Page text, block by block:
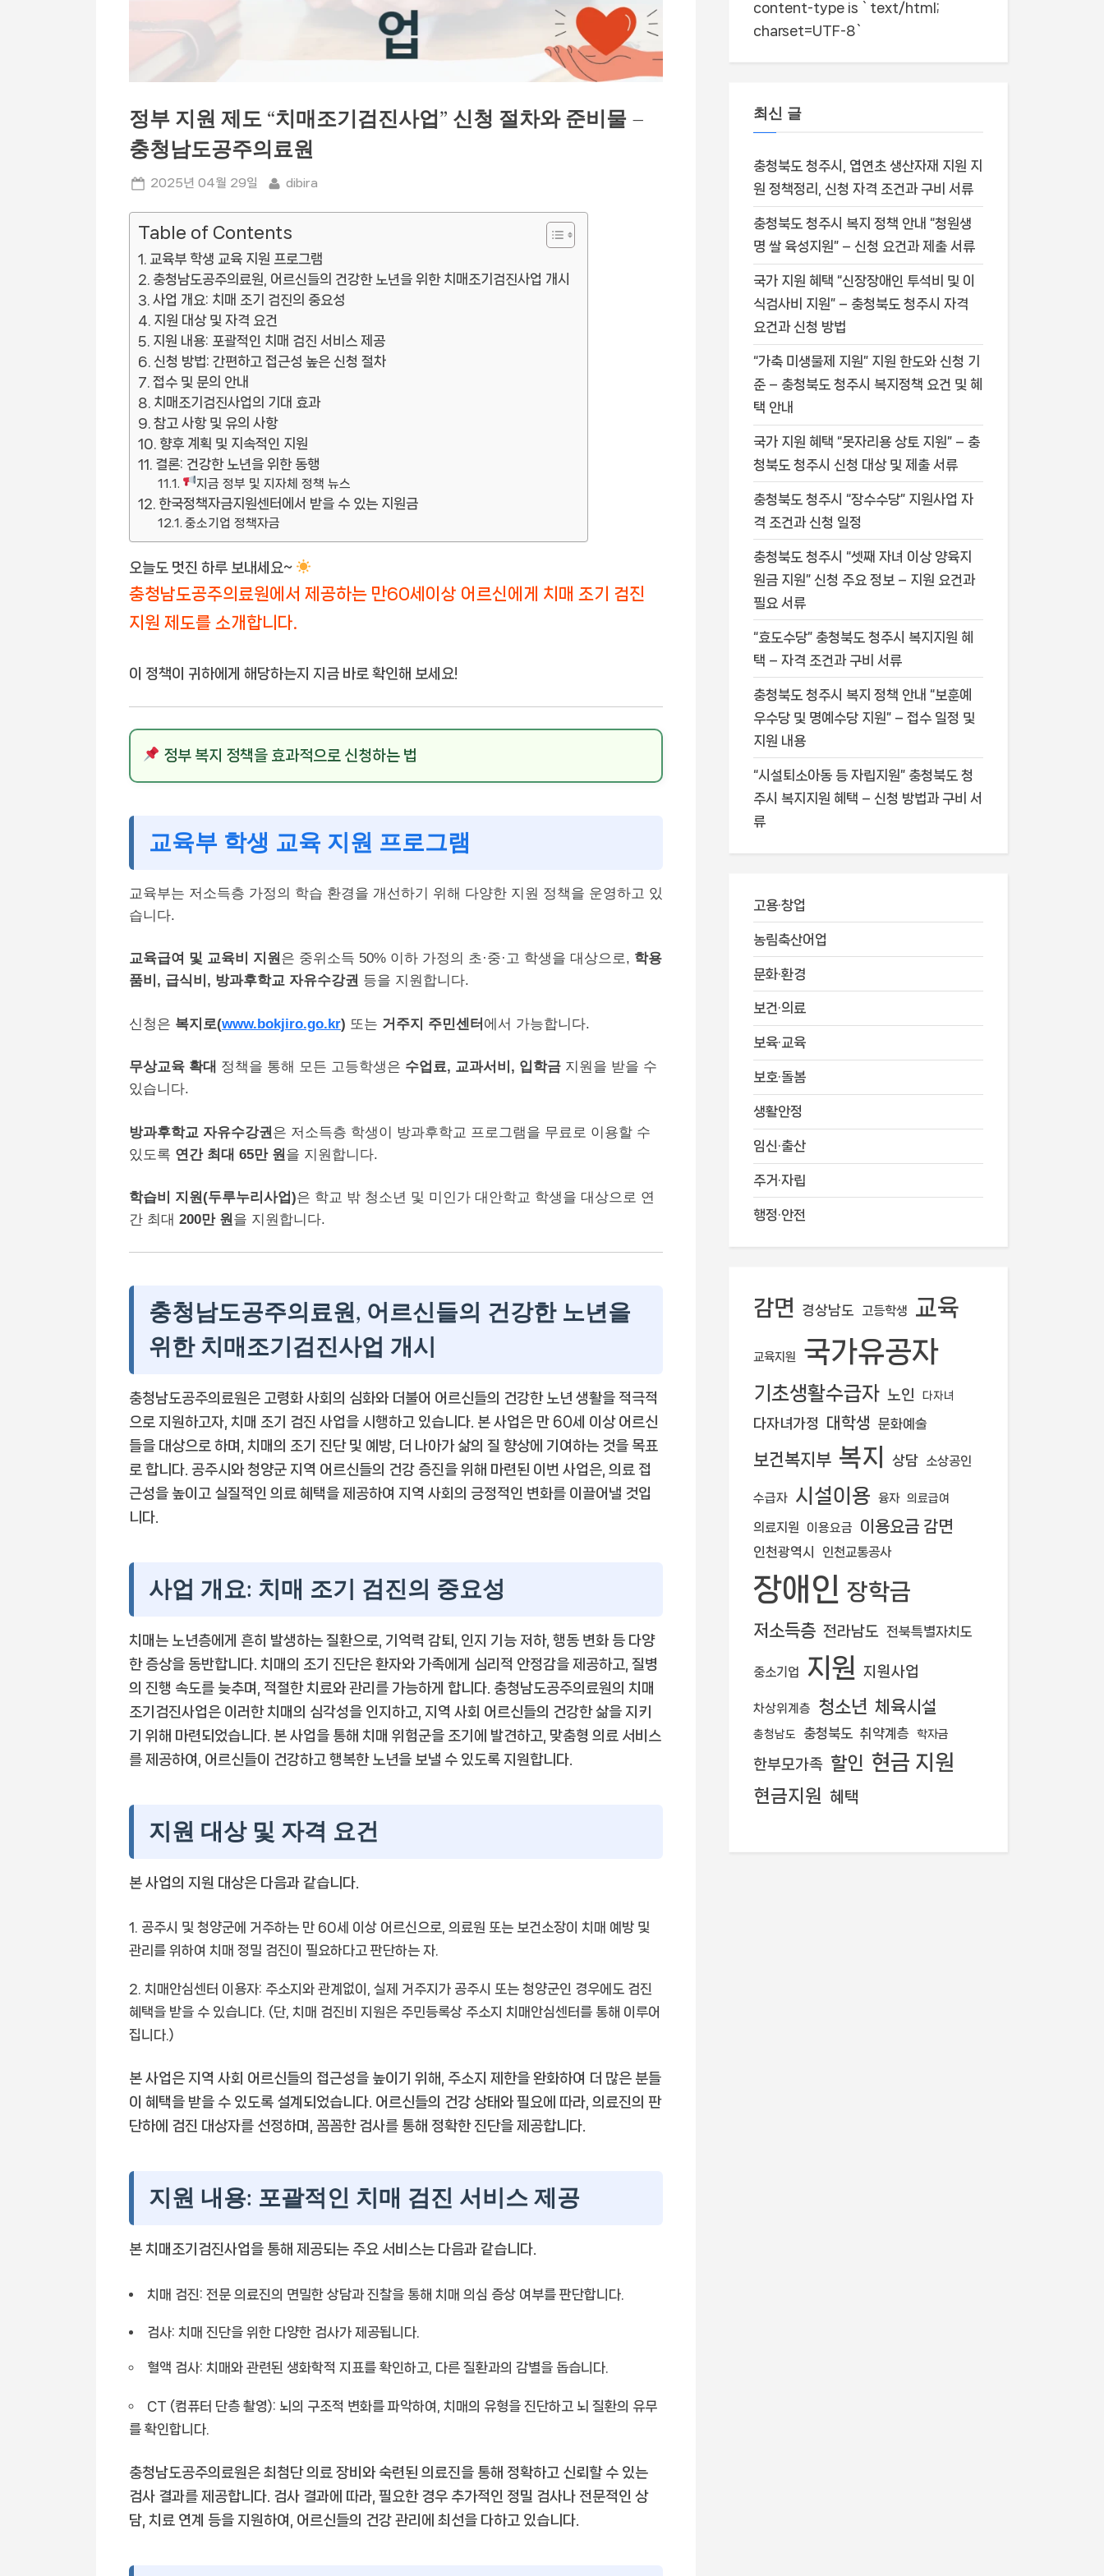
정부 지원 제도 “치매조기검진사업” 신청 절차와 준비물 –
충청남도공주의료원
Posted
2025년 04월 29일 By
dibira
Table of Contents
교육부 학생 교육 지원 프로그램
충청남도공주의료원, 어르신들의 건강한 노년을 위한 치매조기검진사업 개시
사업 개요: 치매 조기 검진의 중요성
지원 대상 및 자격 요건
지원 내용: 포괄적인 치매 검진 서비스 제공
신청 방법: 간편하고 접근성 높은 신청 절차
접수 및 문의 안내
치매조기검진사업의 기대 효과
참고 사항 및 유의 사항
향후 계획 및 지속적인 지원
결론: 건강한 노년을 위한 동행
지금 정부 및 지자체 정책 뉴스
한국정책자금지원센터에서 받을 수 있는 지원금
중소기업 정책자금
오늘도 멋진 하루 보내세요~
충청남도공주의료원에서 제공하는 만60세이상 어르신에게 치매 조기 검진
지원 제도를 소개합니다.
이 정책이 귀하에게 해당하는지 지금 바로 확인해 보세요!
정부 복지 정책을 효과적으로 신청하는 법
교육부 학생 교육 지원 프로그램
교육부는 저소득층 가정의 학습 환경을 개선하기 위해 다양한 지원 정책을 운영하고 있
습니다.
교육급여 및 교육비 지원은 중위소득 50% 이하 가정의 초·중·고 학생을 대상으로, 학용
품비, 급식비, 방과후학교 자유수강권 등을 지원합니다.
신청은 복지로(www.bokjiro.go.kr) 또는 거주지 주민센터 에서 가능합니다.
무상교육 확대 정책을 통해 모든 고등학생은 수업료, 교과서비, 입학금 지원을 받을 수
있습니다.
방과후학교 자유수강권은 저소득층 학생이 방과후학교 프로그램을 무료로 이용할 수
있도록 연간 최대 65만 원을 지원합니다.
학습비 지원(두루누리사업)은 학교 밖 청소년 및 미인가 대안학교 학생을 대상으로 연
간 최대 200만 원을 지원합니다.
충청남도공주의료원, 어르신들의 건강한 노년을
위한 치매조기검진사업 개시
충청남도공주의료원은 고령화 사회의 심화와 더불어 어르신들의 건강한 노년 생활을 적극적
으로 지원하고자, 치매 조기 검진 사업을 시행하고 있습니다. 본 사업은 만 60세 이상 어르신
들을 대상으로 하며, 치매의 조기 진단 및 예방, 더 나아가 삶의 질 향상에 기여하는 것을 목표
로 합니다. 공주시와 청양군 지역 어르신들의 건강 증진을 위해 마련된 이번 사업은, 의료 접
근성을 높이고 실질적인 의료 혜택을 제공하여 지역 사회의 긍정적인 변화를 이끌어낼 것입
니다.
사업 개요: 치매 조기 검진의 중요성
치매는 노년층에게 흔히 발생하는 질환으로, 기억력 감퇴, 인지 기능 저하, 행동 변화 등 다양
한 증상을 동반합니다. 치매의 조기 진단은 환자와 가족에게 심리적 안정감을 제공하고, 질병
의 진행 속도를 늦추며, 적절한 치료와 관리를 가능하게 합니다. 충청남도공주의료원의 치매
조기검진사업은 이러한 치매의 심각성을 인지하고, 지역 사회 어르신들의 건강한 삶을 지키
기 위해 마련되었습니다. 본 사업을 통해 치매 위험군을 조기에 발견하고, 맞춤형 의료 서비스
를 제공하여, 어르신들이 건강하고 행복한 노년을 보낼 수 있도록 지원합니다.
지원 대상 및 자격 요건
본 사업의 지원 대상은 다음과 같습니다.
공주시 및 청양군에 거주하는 만 60세 이상 어르신으로, 의료원 또는 보건소장이 치매 예방 및
관리를 위하여 치매 정밀 검진이 필요하다고 판단하는 자.
치매안심센터 이용자: 주소지와 관계없이, 실제 거주지가 공주시 또는 청양군인 경우에도 검진
혜택을 받을 수 있습니다. (단, 치매 검진비 지원은 주민등록상 주소지 치매안심센터를 통해 이루어
집니다.)
본 사업은 지역 사회 어르신들의 접근성을 높이기 위해, 주소지 제한을 완화하여 더 많은 분들
이 혜택을 받을 수 있도록 설계되었습니다. 어르신들의 건강 상태와 필요에 따라, 의료진의 판
단하에 검진 대상자를 선정하며, 꼼꼼한 검사를 통해 정확한 진단을 제공합니다.
지원 내용: 포괄적인 치매 검진 서비스 제공
본 치매조기검진사업을 통해 제공되는 주요 서비스는 다음과 같습니다.
치매 검진: 전문 의료진의 면밀한 상담과 진찰을 통해 치매 의심 증상 여부를 판단합니다.
검사: 치매 진단을 위한 다양한 검사가 제공됩니다.
혈액 검사: 치매와 관련된 생화학적 지표를 확인하고, 다른 질환과의 감별을 돕습니다.
CT (컴퓨터 단층 촬영): 뇌의 구조적 변화를 파악하여, 치매의 유형을 진단하고 뇌 질환의 유무
를 확인합니다.
충청남도공주의료원은 최첨단 의료 장비와 숙련된 의료진을 통해 정확하고 신뢰할 수 있는
검사 결과를 제공합니다. 검사 결과에 따라, 필요한 경우 추가적인 정밀 검사나 전문적인 상
담, 치료 연계 등을 지원하여, 어르신들의 건강 관리에 최선을 다하고 있습니다.
content-type is `text/html;
charset=UTF-8`
최신 글
충청북도 청주시, 엽연초 생산자재 지원 지
원 정책정리, 신청 자격 조건과 구비 서류
충청북도 청주시 복지 정책 안내 “청원생
명 쌀 육성지원” – 신청 요건과 제출 서류
국가 지원 혜택 “신장장애인 투석비 및 이
식검사비 지원” – 충청북도 청주시 자격
요건과 신청 방법
“가축 미생물제 지원” 지원 한도와 신청 기
준 – 충청북도 청주시 복지정책 요건 및 혜
택 안내
국가 지원 혜택 “못자리용 상토 지원” – 충
청북도 청주시 신청 대상 및 제출 서류
충청북도 청주시 “장수수당” 지원사업 자
격 조건과 신청 일정
충청북도 청주시 “셋째 자녀 이상 양육지
원금 지원” 신청 주요 정보 – 지원 요건과
필요 서류
“효도수당” 충청북도 청주시 복지지원 혜
택 – 자격 조건과 구비 서류
충청북도 청주시 복지 정책 안내 “보훈예
우수당 및 명예수당 지원” – 접수 일정 및
지원 내용
“시설퇴소아동 등 자립지원” 충청북도 청
주시 복지지원 혜택 – 신청 방법과 구비 서
류
고용·창업
농림축산어업
문화·환경
보건·의료
보육·교육
보호·돌봄
생활안정
임신·출산
주거·자립
행정·안전
감면 경상남도 고등학생 교육
교육지원 국가유공자
기초생활수급자 노인 다자녀
다자녀가정 대학생 문화예술
보건복지부 복지 상담 소상공인
수급자 시설이용 융자 의료급여
의료지원 이용요금 이용요금 감면
인천광역시 인천교통공사
장애인 장학금
저소득층 전라남도 전북특별자치도
중소기업 지원 지원사업
차상위계층 청소년 체육시설
충청남도 충청북도 취약계층 학자금
한부모가족 할인 현금 지원
현금지원 혜택